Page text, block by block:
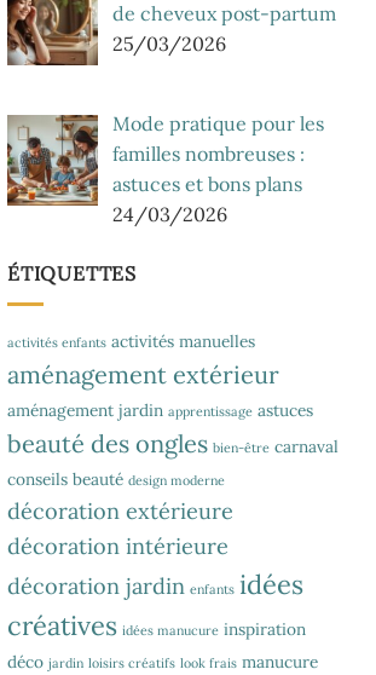
de cheveux post-partum
25/03/2026
Mode pratique pour les
familles nombreuses :
astuces et bons plans
24/03/2026
ÉTIQUETTES
activités enfants activités manuelles
aménagement extérieur
aménagement jardin apprentissage astuces
beauté des ongles bien-être carnaval
conseils beauté design moderne
décoration extérieure
décoration intérieure
décoration jardin enfants idées
créatives idées manucure inspiration
déco jardin loisirs créatifs look frais manucure